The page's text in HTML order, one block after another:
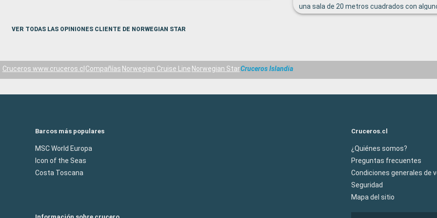
una sala de 20 metros cuadrados con
juguetes en el suelo. Sólo para niños
VER TODAS LAS OPINIONES CLIENTE DE NORWEGIAN STAR
Cruceros www.cruceros.cl Compañías Norwegian Cruise Line Norwegian StarCruceros Islandia
Barcos más populares
MSC World Europa
Icon of the Seas
Costa Toscana
Cruceros.cl
¿Quiénes somos?
Preguntas frecuentes
Condiciones generales de
Seguridad
Mapa del sitio